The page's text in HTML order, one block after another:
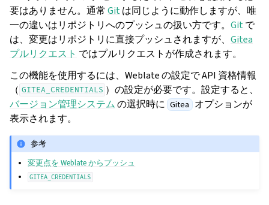
要はありません。通常 Gitは同じように動作しますが、唯
一の違いはリポジトリへのプッシュの扱い方です。 Gitで
は、変更はリポジトリに直接プッシュされますが、 Gitea
プルリクエスト ではプルリクエストが作成されます。
この機能を使用するには、Weblate の設定で API 資格情報
（ GITEA_CREDENTIALS ）の設定が必要です。設定すると、
バージョン管理システムの選択時に Gitea オプションが
表示されます。
参考
変更点を Weblate からプッシュ
GITEA_CREDENTIALS